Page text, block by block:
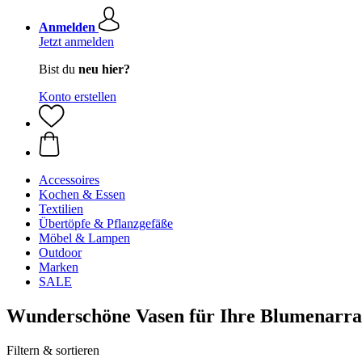
Anmelden
Jetzt anmelden
Bist du neu hier?
Konto erstellen
Accessoires
Kochen & Essen
Textilien
Übertöpfe & Pflanzgefäße
Möbel & Lampen
Outdoor
Marken
SALE
Wunderschöne Vasen für Ihre
Filtern & sortieren